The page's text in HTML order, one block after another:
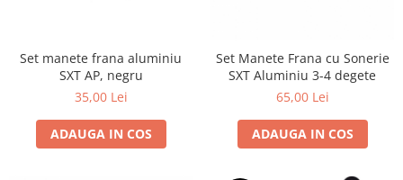
Set manete frana aluminiu
SXT AP, negru
35,00 Lei
ADAUGA IN COS
Set Manete Frana cu Sonerie
SXT Aluminiu 3-4 degete
65,00 Lei
ADAUGA IN COS